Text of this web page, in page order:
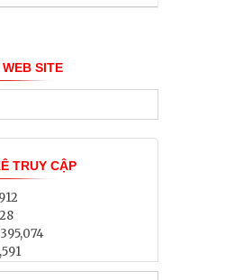
SITE
TRUY CẬP
912